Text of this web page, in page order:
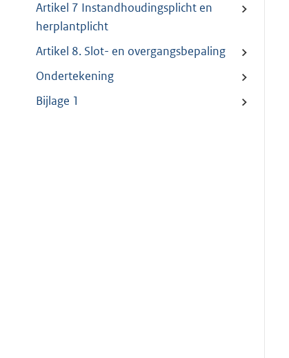
Artikel 7 Instandhoudingsplicht en
herplantplicht
Artikel 8. Slot- en overgangsbepaling
Ondertekening
Bijlage 1